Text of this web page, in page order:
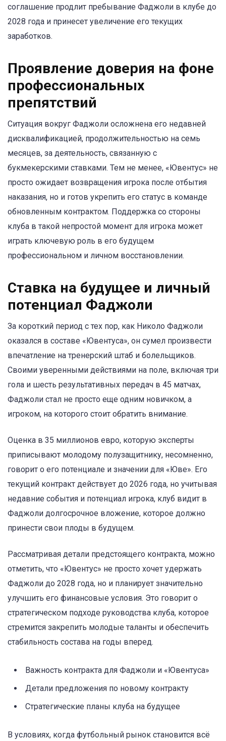
соглашение продлит пребывание Фаджоли в клубе до
2028 года и принесет увеличение его текущих
заработков.
Проявление доверия на фоне
профессиональных
препятствий
Ситуация вокруг Фаджоли осложнена его недавней
дисквалификацией, продолжительностью на семь
месяцев, за деятельность, связанную с
букмекерскими ставками. Тем не менее, «Ювентус» не
просто ожидает возвращения игрока после отбытия
наказания, но и готов укрепить его статус в команде
обновленным контрактом. Поддержка со стороны
клуба в такой непростой момент для игрока может
играть ключевую роль в его будущем
профессиональном и личном восстановлении.
Ставка на будущее и личный
потенциал Фаджоли
За короткий период с тех пор, как Николо Фаджоли
оказался в составе «Ювентуса», он сумел произвести
впечатление на тренерский штаб и болельщиков.
Своими уверенными действиями на поле, включая три
гола и шесть результативных передач в 45 матчах,
Фаджоли стал не просто еще одним новичком, а
игроком, на которого стоит обратить внимание.
Оценка в 35 миллионов евро, которую эксперты
приписывают молодому полузащитнику, несомненно,
говорит о его потенциале и значении для «Юве». Его
текущий контракт действует до 2026 года, но учитывая
недавние события и потенциал игрока, клуб видит в
Фаджоли долгосрочное вложение, которое должно
принести свои плоды в будущем.
Рассматривая детали предстоящего контракта, можно
отметить, что «Ювентус» не просто хочет удержать
Фаджоли до 2028 года, но и планирует значительно
улучшить его финансовые условия. Это говорит о
стратегическом подходе руководства клуба, которое
стремится закрепить молодые таланты и обеспечить
стабильность состава на годы вперед.
Важность контракта для Фаджоли и «Ювентуса»
Детали предложения по новому контракту
Стратегические планы клуба на будущее
В условиях, когда футбольный рынок становится всё